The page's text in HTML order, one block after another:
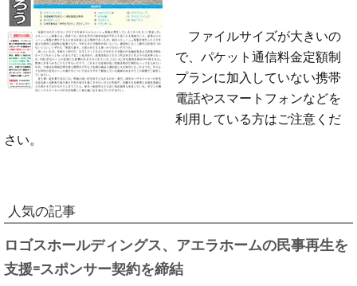
ファイルサイズが大きいの
で、パケット通信料金定額制
プランに加入していない携帯
電話やスマートフォンなどを
利用している方はご注意くだ
さい。
人気の記事
ロゴスホールディングス、アエラホームの民事再生を
支援=スポンサー契約を締結